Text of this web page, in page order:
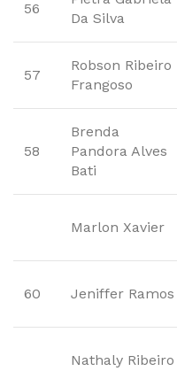
56
Da Silva
57
Robson Ribeiro
Frangoso
58
Brenda
Pandora Alves
Bati
Marlon Xavier
60 Jeniffer Ramos
Nathaly Ribeiro